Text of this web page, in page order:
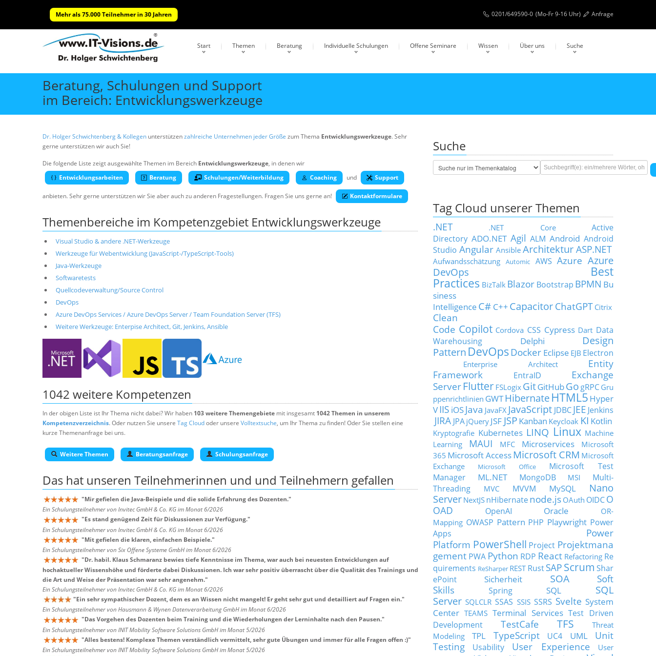
Mehr als 75.000 Teilnehmer in 30 Jahren 0201/649590-0 (Mo-Fr 9-16 Uhr) Anfrage
Start Themen Beratung Individuelle Schulungen Offene Seminare Wissen Über uns Suche
Beratung, Schulungen und Support
im Bereich: Entwicklungswerkzeuge
Dr. Holger Schwichtenberg & Kollegen unterstützenzahlreiche Unternehmen jeder Größe zum Thema Entwicklungswerkzeuge. Sehr
gerne unterstützen wir auch Sie!
Die folgende Liste zeigt ausgewählte Themen im Bereich Entwicklungswerkzeuge, in denen wir
Entwicklungsarbeiten
Beratung Schulungen/Weiterbildung Coaching und Support
anbieten. Sehr gerne unterstützen wir Sie aber auch zu anderen Fragestellungen. Fragen Sie uns gerne an! Kontaktformulare
Themenbereiche im Kompetenzgebiet Entwicklungswerkzeuge
Visual Studio & andere .NET-Werkzeuge
Werkzeuge für Webentwicklung (JavaScript-/TypeScript-Tools)
Java-Werkzeuge
Softwaretests
Quellcodeverwaltung/Source Control
DevOps
Azure DevOps Services / Azure DevOps Server / Team Foundation Server (TFS)
Weitere Werkzeuge: Enterpise Architect, Git, Jenkins, Ansible
1042 weitere Kompetenzen
In der obigen Liste ist Ihr Thema nicht dabei? Wir haben 103 weitere Themengebiete mit insgesamt 1042 Themen in unserem
Kompetenzverzeichnis. Oder nutzen Sie unsere Tag Cloudoder unsere Volltextsuche, um Ihr Thema zu finden! Oder Sie stellen eine
kurze Themenanfrage bei uns.
Weitere Themen Beratungsanfrage Schulungsanfrage
Das hat unseren Teilnehmerinnen und und Teilnehmern gefallen
"Mir gefielen die Java-Beispiele und die solide Erfahrung des Dozenten."
Ein Schulungsteilnehmer von Invitec GmbH & Co. KG im Monat 6/2026
"Es stand genügend Zeit für Diskussionen zur Verfügung."
Ein Schulungsteilnehmer von Invitec GmbH & Co. KG im Monat 6/2026
"Mit gefielen die klaren, einfachen Beispiele."
Ein Schulungsteilnehmer von Six Offene Systeme GmbH im Monat 6/2026
"Dr. habil. Klaus Schmaranz bewies tiefe Kenntnisse im Thema, war auch bei neuesten Entwicklungen auf
hochaktueller Wissenshöhe und förderte dabei Diskussionen. Ich war sehr positiv überrascht über die Qualität des Trainings und
die Art und Weise der Präsentation war sehr angenehm."
Ein Schulungsteilnehmer von Invitec GmbH & Co. KG im Monat 6/2026
"Ein sehr sympathischer Dozent, dem es an Wissen nicht mangelt! Er geht sehr gut und detailliert auf Fragen ein."
Ein Schulungsteilnehmer von Hausmann & Wynen Datenverarbeitung GmbH im Monat 6/2026
"Das Vorgehen des Dozenten beim Training und die Wiederholungen der Lerninhalte nach den Pausen."
Ein Schulungsteilnehmer von INIT Mobility Software Solutions GmbH im Monat 5/2026
"Alles bestens! Komplexe Themen verständlich vermittelt, sehr gute Übungen und immer für alle Fragen offen :)"
Ein Schulungsteilnehmer von INIT Mobility Software Solutions GmbH im Monat 5/2026
Suche
Tag Cloud unserer Themen
.NET .NET Core
Active
Directory ADO.NET Agil ALM Android Android
Studio Angular Ansible Architektur ASP.NET
Aufwandsschätzung Automic AWS Azure Azure
DevOps
Best
Practices BizTalk Blazor Bootstrap BPMN Bu
siness
Intelligence C# C++ Capacitor ChatGPT Citrix
Clean
Code Copilot Cordova CSS Cypress Dart Data
Warehousing
Delphi
Design
Pattern DevOps Docker Eclipse EJB Electron
Enterprise Architect
Entity
Framework
EntraID
Exchange
Server Flutter FSLogix GitGitHubGo gRPC Gru
ppenrichtlinien GWT HibernateHTML5 Hyper
VIIS iOSJava JavaFX JavaScript JDBC JEE Jenkins
JIRA JPA jQuery JSF JSP Kanban Keycloak KI Kotlin
Kryptografie Kubernetes LINQ Linux Machine
Learning
MAUI MFC Microservices
Microsoft
365 Microsoft Access Microsoft CRM Microsoft
Exchange
Microsoft Office
Microsoft Test
Manager
ML.NET MongoDB MSI
Multi-
Threading
MVC MVVM MySQL
Nano
Server NextJS nHibernatenode.js OAuth OIDCO
OAD
OpenAI Oracle
OR-
Mapping OWASP Pattern PHP Playwright Power
Apps
Power
Platform PowerShell Project Projektmana
gement PWA Python RDP React Refactoring Re
quirements ReSharper REST Rust SAP Scrum Shar
ePoint
Sicherheit SOA
Soft
Skills
Spring SQL
SQL
Server SQLCLR SSAS SSIS SSRS Svelte System
Center TEAMS Terminal Services Test Driven
Development
TestCafe TFS
Threat
Modeling
TPL TypeScript UC4 UML
Unit
Testing
Usability User Experience
User